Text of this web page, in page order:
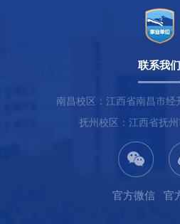
联系我们
南昌校区：江西省南昌市经
抚州校区：江西省抚
官方微信 官